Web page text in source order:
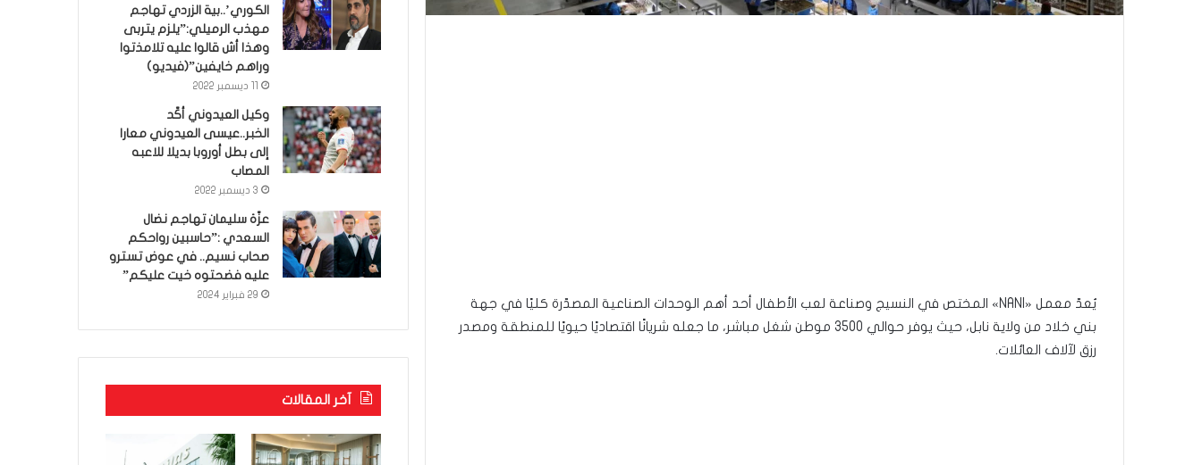
يُعدّ معمل «NANI» المختص في النسيج وصناعة لعب الأطفال أحد أهم الوحدات الصناعية المصدّرة كليًا في جهة
بني خلاد من ولاية نابل، حيث يوفر حوالي 3500 موطن شغل مباشر، ما جعله شريانًا اقتصاديًا حيويًا للمنطقة ومصدر
رزق لآلاف العائلات.
الكوري’..بية الزردي تهاجم
مهذب الرميلي:”يلزم يتربى
وهذا أش قالوا عليه تلامذتوا
وراهم خايفين”(فيديو)
وكيل العيدوني أكّد
الخبر..عيسى العيدوني معارا
إلى بطل أوروبا بديلا للاعبه
المصاب
3 ديسمبر 2022
عزّة سليمان تهاجم نضال
السعدي :”حاسبين رواحكم
صحاب نسيم.. في عوض تسترو
عليه فضحتوه خيت عليكم”
29 فبراير 2024
آخر المقالات